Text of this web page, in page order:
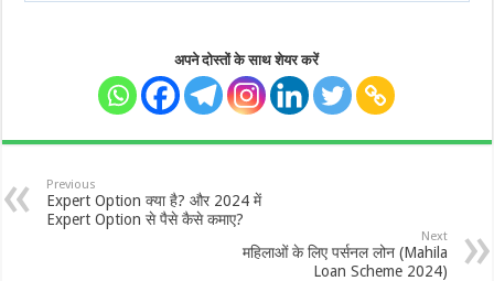
अपने दोस्तों के साथ शेयर करें
Previous
Expert Option क्या है? और 2024 में
Expert Option से पैसे कैसे कमाए?
Next
महिलाओं के लिए पर्सनल लोन (Mahila
Loan Scheme 2024)